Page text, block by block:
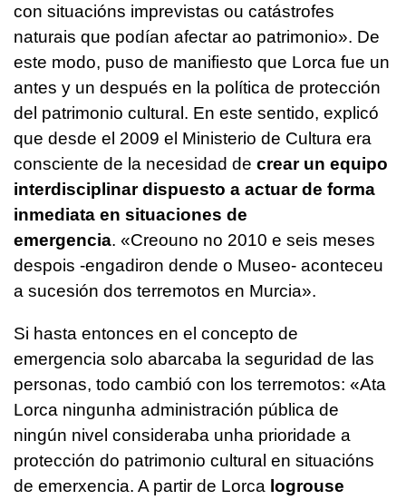
con situacións imprevistas ou catástrofes
naturais que podían afectar ao patrimonio». De
este modo, puso de manifiesto que Lorca fue un
antes y un después en la política de protección
del patrimonio cultural. En este sentido, explicó
que desde el 2009 el Ministerio de Cultura era
consciente de la necesidad de crear un equipo
interdisciplinar dispuesto a actuar de forma
inmediata en situaciones de
emergencia. «Creouno no 2010 e seis meses
despois -engadiron dende o Museo- aconteceu
a sucesión dos terremotos en Murcia».
Si hasta entonces en el concepto de
emergencia solo abarcaba la seguridad de las
personas, todo cambió con los terremotos: «Ata
Lorca ningunha administración pública de
ningún nivel consideraba unha prioridade a
protección do patrimonio cultural en situacións
de emerxencia. A partir de Lorca logrouse